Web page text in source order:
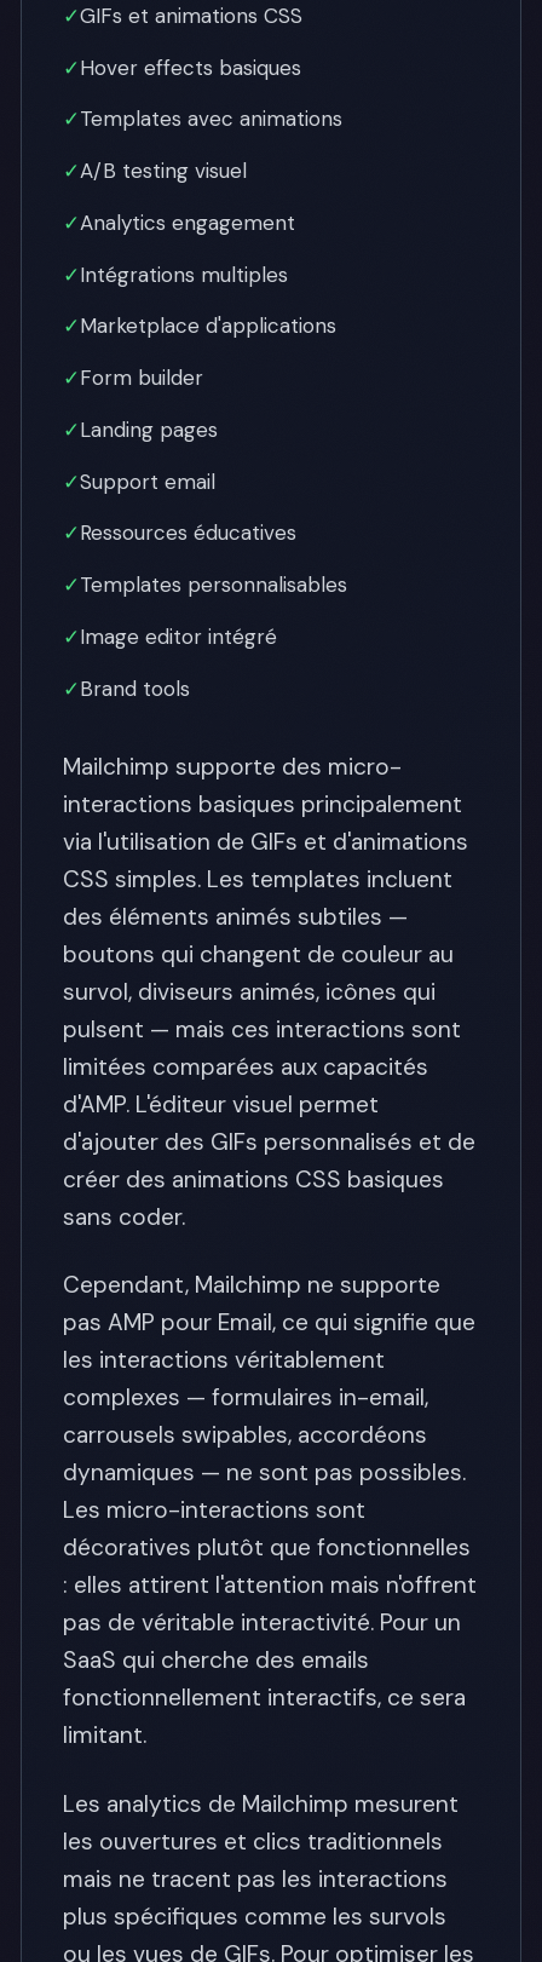
✓GIFs et animations CSS
✓Hover effects basiques
✓Templates avec animations
✓A/B testing visuel
✓Analytics engagement
✓Intégrations multiples
✓Marketplace d'applications
✓Form builder
✓Landing pages
✓Support email
✓Ressources éducatives
✓Templates personnalisables
✓Image editor intégré
✓Brand tools
Mailchimp supporte des micro-
interactions basiques principalement
via l'utilisation de GIFs et d'animations
CSS simples. Les templates incluent
des éléments animés subtiles —
boutons qui changent de couleur au
survol, diviseurs animés, icônes qui
pulsent — mais ces interactions sont
limitées comparées aux capacités
d'AMP. L'éditeur visuel permet
d'ajouter des GIFs personnalisés et de
créer des animations CSS basiques
sans coder.
Cependant, Mailchimp ne supporte
pas AMP pour Email, ce qui signifie que
les interactions véritablement
complexes — formulaires in-email,
carrousels swipables, accordéons
dynamiques — ne sont pas possibles.
Les micro-interactions sont
décoratives plutôt que fonctionnelles
: elles attirent l'attention mais n'offrent
pas de véritable interactivité. Pour un
SaaS qui cherche des emails
fonctionnellement interactifs, ce sera
limitant.
Les analytics de Mailchimp mesurent
les ouvertures et clics traditionnels
mais ne tracent pas les interactions
plus spécifiques comme les survols
ou les vues de GIFs. Pour optimiser les